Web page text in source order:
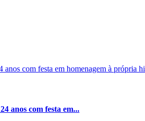
anos com festa em...